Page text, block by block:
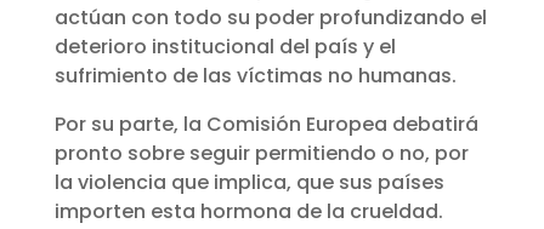
actúan con todo su poder profundizando el
deterioro institucional del país y el
sufrimiento de las víctimas no humanas.
Por su parte, la Comisión Europea debatirá
pronto sobre seguir permitiendo o no, por
la violencia que implica, que sus países
importen esta hormona de la crueldad.